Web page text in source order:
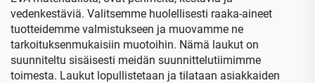
vedenkestäviä. Valitsemme huolellisesti raaka-aineet
tuotteidemme valmistukseen ja muovamme ne
tarkoituksenmukaisiin muotoihin. Nämä laukut on
suunniteltu sisäisesti meidän suunnittelutiimimme
toimesta. Laukut lopullistetaan ja tilataan asiakkaiden